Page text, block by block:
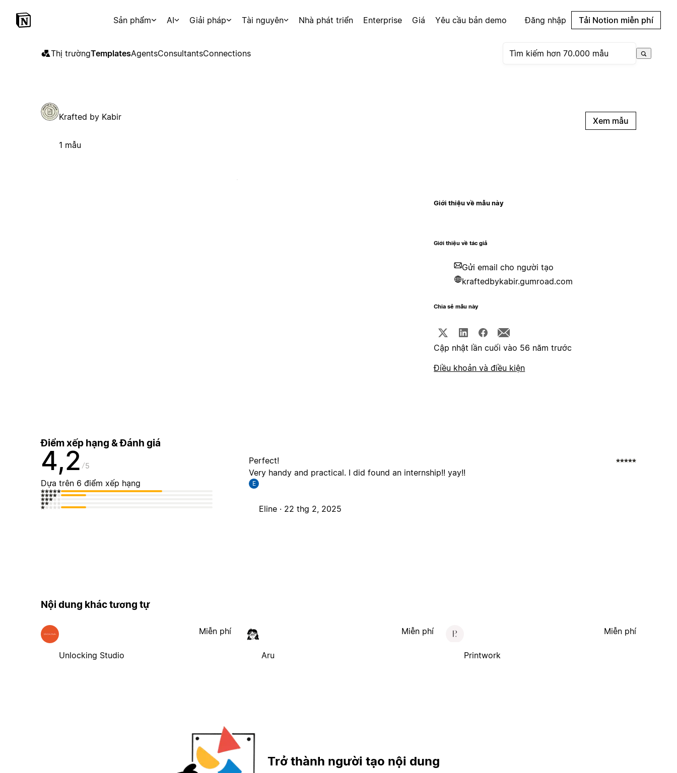
Sản phẩm AI Giải pháp Tài nguyên Nhà phát triển Enterprise Giá Yêu cầu bản demo Đăng nhập Tải Notion miễn phí
Thị trườngTemplatesAgentsConsultantsConnections
Krafted by Kabir
1 mẫu
Xem mẫu
Giới thiệu về mẫu này
Giới thiệu về tác giả
Gửi email cho người tạo
kraftedbykabir.gumroad.com
Chia sẻ mẫu này
Cập nhật lần cuối vào 56 năm trước
Điều khoản và điều kiện
Điểm xếp hạng & Đánh giá
4,2 5
Dựa trên 6 điểm xếp hạng
Perfect!
Very handy and practical. I did found an internship!! yay!!
E
Eline · 22 thg 2, 2025
Nội dung khác tương tự
Unlocking Studio
Miễn phí
Aru
Miễn phí
Printwork
Miễn phí
Trở thành người tạo nội dung